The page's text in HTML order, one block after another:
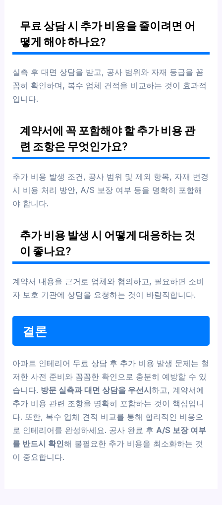
무료 상담 시 추가 비용을 줄이려면 어
떻게 해야 하나요?
실측 후 대면 상담을 받고, 공사 범위와 자재 등급을 꼼
꼼히 확인하며, 복수 업체 견적을 비교하는 것이 효과적
입니다.
계약서에 꼭 포함해야 할 추가 비용 관
련 조항은 무엇인가요?
추가 비용 발생 조건, 공사 범위 및 제외 항목, 자재 변경
시 비용 처리 방안, A/S 보장 여부 등을 명확히 포함해
야 합니다.
추가 비용 발생 시 어떻게 대응하는 것
이 좋나요?
계약서 내용을 근거로 업체와 협의하고, 필요하면 소비
자 보호 기관에 상담을 요청하는 것이 바람직합니다.
결론
아파트 인테리어 무료 상담 후 추가 비용 발생 문제는 철
저한 사전 준비와 꼼꼼한 확인으로 충분히 예방할 수 있
습니다. 방문 실측과 대면 상담을 우선시하고, 계약서에
추가 비용 관련 조항을 명확히 포함하는 것이 핵심입니
다. 또한, 복수 업체 견적 비교를 통해 합리적인 비용으
로 인테리어를 완성하세요. 공사 완료 후A/S 보장 여부
를 반드시 확인해 불필요한 추가 비용을 최소화하는 것
이 중요합니다.